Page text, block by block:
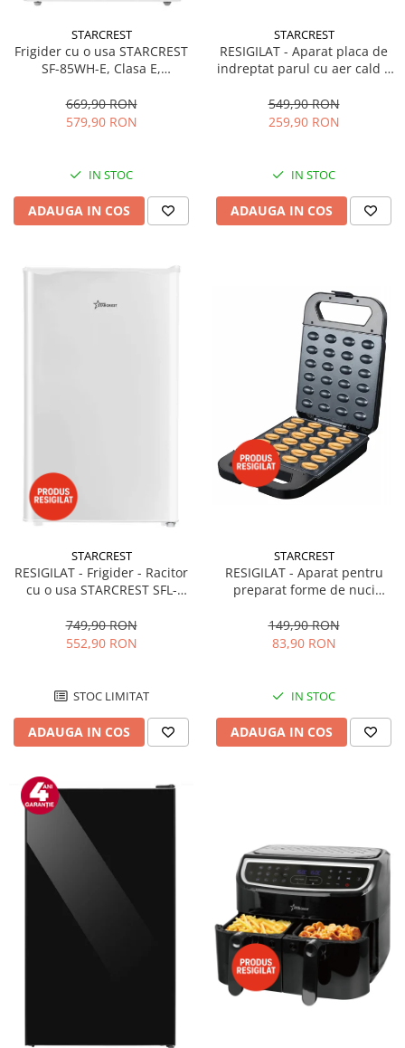
STARCREST
Frigider cu o usa STARCREST
SF-85WH-E, Clasa E,
interioara, Compartiment
gheata, H 82 cm, Alb
669,90 RON
579,90 RON
IN STOC
ADAUGA IN COS
STARCREST
RESIGILAT - Aparat placa de
indreptat parul cu aer cald 2
1300 W, Uscare si indreptare,
Afisaj LCD, Tehnologie cu ioni
549,90 RON
259,90 RON
IN STOC
ADAUGA IN COS
STARCREST
RESIGILAT - Frigider - Racitor
cu o usa STARCREST SFL-
92L, Iluminare interioara,H 83
cm, Alb
749,90 RON
552,90 RON
STOC LIMITAT
ADAUGA IN COS
STARCREST
RESIGILAT - Aparat pentru
preparat forme de nuci
forme, 1400W, Indicator
luminos, Placi antiaderente,
149,90 RON
83,90 RON
IN STOC
ADAUGA IN COS